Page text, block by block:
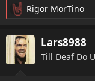
R
e
a
k
Rigor MorTino
Lars8988
Till Deaf Do